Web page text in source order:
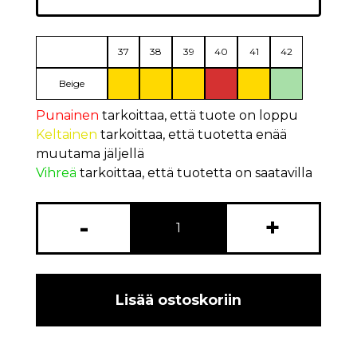
37 38 39 40 41 42
Beige
Punainen tarkoittaa, että tuote on loppu
Keltainen tarkoittaa, että tuotetta enää
muutama jäljellä
Vihreä tarkoittaa, että tuotetta on saatavilla
- +
Lisää ostoskoriin